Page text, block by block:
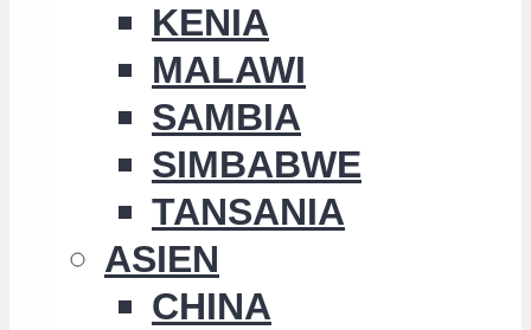
KENIA
MALAWI
SAMBIA
SIMBABWE
TANSANIA
ASIEN
CHINA